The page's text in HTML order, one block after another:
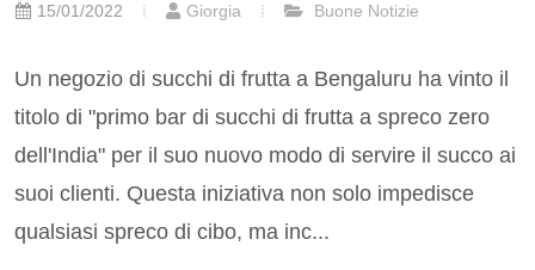
15/01/2022 Giorgia Buone Notizie
Un negozio di succhi di frutta a Bengaluru ha vinto il
titolo di "primo bar di succhi di frutta a spreco zero
dell'India" per il suo nuovo modo di servire il succo ai
suoi clienti. Questa iniziativa non solo impedisce
qualsiasi spreco di cibo, ma inc...